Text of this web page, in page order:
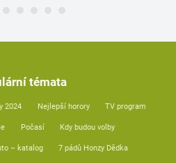
témata
2024 Nejlepší horory TV program
Počasí Kdy budou volby
– katalog 7 pádů Honzy Dědka